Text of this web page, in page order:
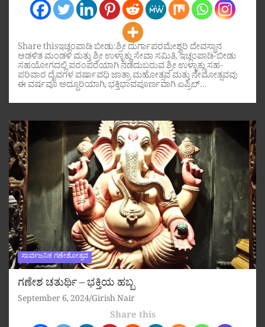
Share thisಇಚ್ಲಂಪಾಡಿ ಬೀಡು:ಶ್ರೀ ದುರ್ಗಾಪರಮೇಶ್ವರಿ ದೇವಸ್ಥಾನ
ಆಡಳಿತ ಮಂಡಳಿ ಮತ್ತು ಶ್ರೀ ಉಳ್ಳಾಕ್ಲು ಸೇವಾ ಸಮಿತಿ, ಇಚ್ಲಂಪಾಡಿ-ಬೀಡು
ಸಹಯೋಗದಲ್ಲಿ ಪರಂಪರೆಯಾಗಿ ನಡೆದುಬರುವ ಶ್ರೀ ಉಳ್ಳಾಕ್ಲು ಸಹ-
ಪರಿವಾರ ದೈವಗಳ ವರ್ಷಾವಧಿ ಜಾತ್ರಾ ಮಹೋತ್ಸವ ಮತ್ತು ನೇಮೋತ್ಸವವು
ಈ ವರ್ಷವೂ ಅದ್ದೂರಿಯಾಗಿ, ಭಕ್ತಿಭಾವಪೂರ್ಣವಾಗಿ ಏಪ್ರಿಲ್…
ಸಾರ್ವಜನಿಕ ಗಣೇಶೋತ್ಸವ
ಗಣೇಶ ಚತುರ್ಥಿ – ಭಕ್ತಿಯ ಹಬ್ಬ
September 6, 2024 Girish Nair
Share this